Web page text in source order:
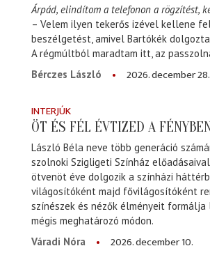
Árpád, elindítom a telefonon a rögzítést,
– Velem ilyen tekerős izével kellene
beszélgetést, amivel Bartókék
A régmúltból maradtam itt, az
Bérczes László
2026. december 28.
INTERJÚK
ÖT ÉS FÉL ÉVTIZED A
László Béla neve több generáció
szolnoki Szigligeti Színház
ötvenöt éve dolgozik a színházi
világosítóként majd fővilágosítóként
színészek és nézők élményeit
mégis meghatározó módon.
Váradi Nóra
2026. december 10.